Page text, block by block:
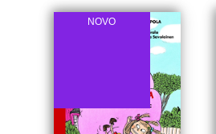
NOVO